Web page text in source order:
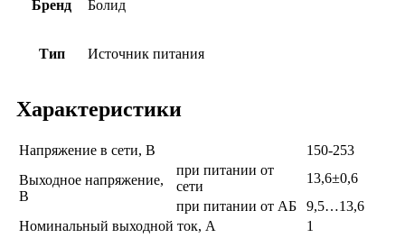
Бренд Болид
Тип Источник питания
Характеристики
Напряжение в сети, В
150-253
Выходное напряжение,
В
при питании от
сети
13,6±0,6
при питании от АБ
9,5…13,6
Номинальный выходной ток, А
1